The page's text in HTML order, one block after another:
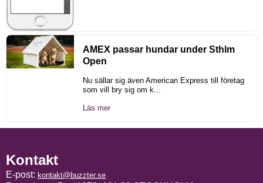
AMEX passar hundar under Sthlm
Open
Nu sällar sig även American Express till företag
som vill bry sig om k...
Läs mer
Kontakt
E-post: kontakt@buzzter.se